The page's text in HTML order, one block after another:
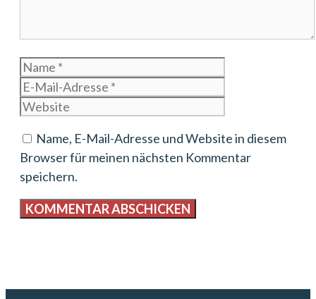
Name
Name, E-Mail-Adresse und Website in diesem
Browser für meinen nächsten Kommentar
speichern.